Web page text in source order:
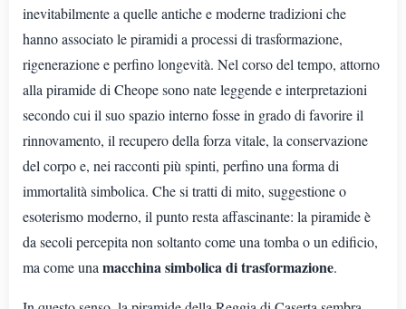
inevitabilmente a quelle antiche e moderne tradizioni che
hanno associato le piramidi a processi di trasformazione,
rigenerazione e perfino longevità. Nel corso del tempo, attorno
alla piramide di Cheope sono nate leggende e interpretazioni
secondo cui il suo spazio interno fosse in grado di favorire il
rinnovamento, il recupero della forza vitale, la conservazione
del corpo e, nei racconti più spinti, perfino una forma di
immortalità simbolica. Che si tratti di mito, suggestione o
esoterismo moderno, il punto resta affascinante: la piramide è
da secoli percepita non soltanto come una tomba o un edificio,
ma come una macchina simbolica di trasformazione.